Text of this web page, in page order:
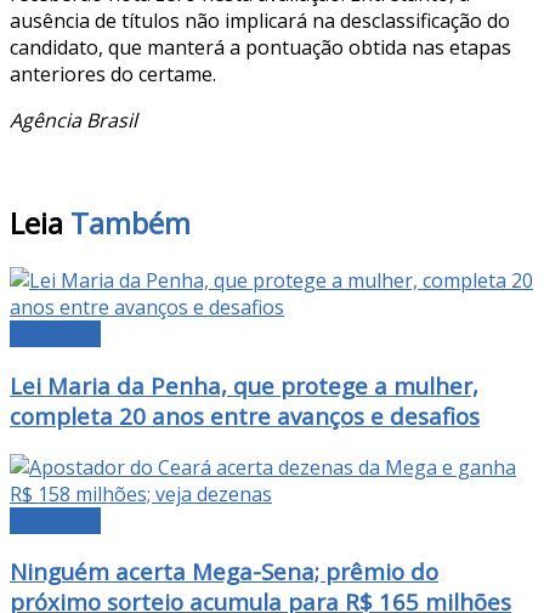
ausência de títulos não implicará na desclassificação do
candidato, que manterá a pontuação obtida nas etapas
anteriores do certame.
Agência Brasil
Leia Também
Lei Maria da Penha, que protege a mulher,
completa 20 anos entre avanços e desafios
Ninguém acerta Mega-Sena; prêmio do
próximo sorteio acumula para R$ 165 milhões